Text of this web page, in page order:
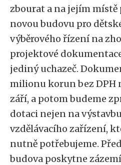
zbourat a na jejím
novou budovu pro
výběrového řízení na
projektové
jediný uchazeč.
milionu korun bez DPH
září, a potom budeme
dotaci nejen na
vzdělávacího zařízení,
nutně potřebujeme.
budova poskytne